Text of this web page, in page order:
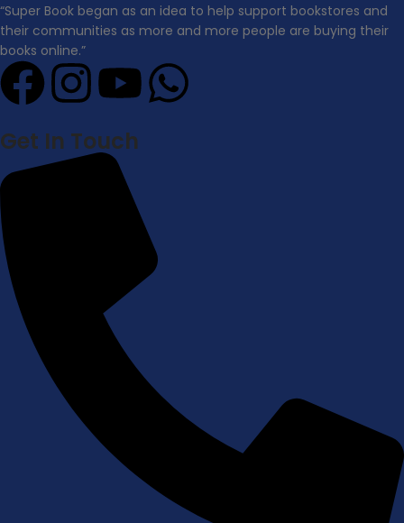
“Super Book began as an idea to help support bookstores and
their communities as more and more people are buying their
books online.”
Get In Touch